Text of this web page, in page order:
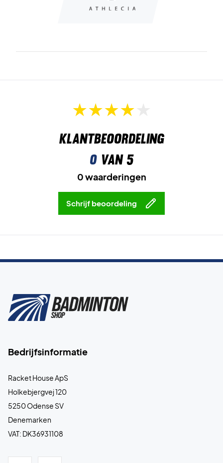
Klantbeoordeling
0van 5
0 waarderingen
Schrijf beoordeling
Bedrijfsinformatie
Racket House ApS
Holkebjergvej 120
5250 Odense SV
Denemarken
VAT: DK36931108